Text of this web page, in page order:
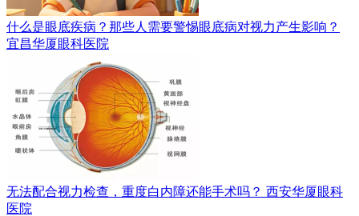
什么是眼底疾病？那些人需要警惕眼底病对视力产生影响？
宜昌华厦眼科医院
无法配合视力检查，重度白内障还能手术吗？ 西安华厦眼科
医院